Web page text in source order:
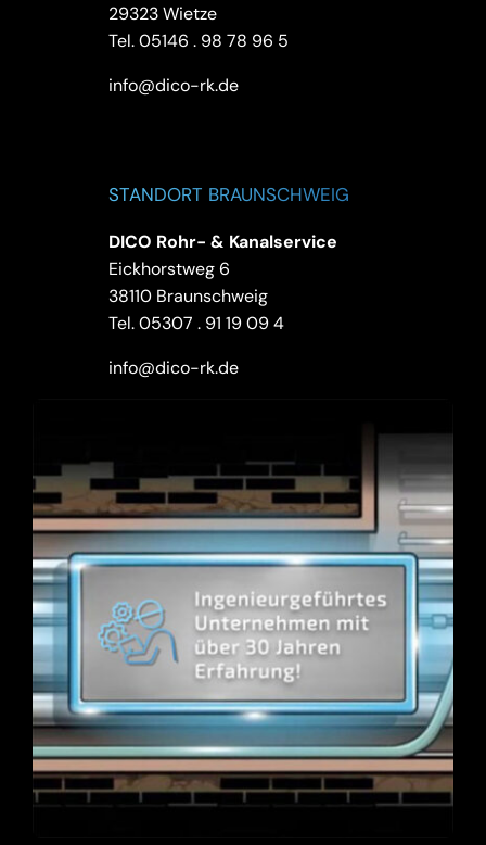
29323 Wietze
Tel.05146 . 98 78 96 5
info@dico-rk.de
STANDORT BRAUNSCHWEIG
DICO Rohr- & Kanalservice
Eickhorstweg 6
38110 Braunschweig
Tel.05307 . 91 19 09 4
info@dico-rk.de